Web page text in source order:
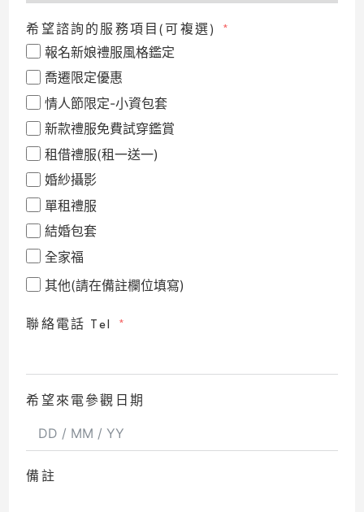
希望諮詢的服務項目(可複選)
報名新娘禮服風格鑑定
喬遷限定優惠
情人節限定-小資包套
新款禮服免費試穿鑑賞
租借禮服(租一送一)
婚紗攝影
單租禮服
結婚包套
全家福
其他(請在備註欄位填寫)
聯絡電話 Tel
希望來電參觀日期
備註